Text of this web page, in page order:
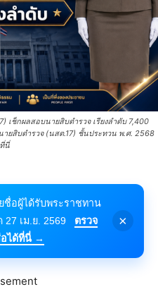
เช็กผลสอบนายสิบตำรวจ เรียงลำดับ 7,400
ยสิบตำรวจ (นสต.17) ชั้นประทวน พ.ศ. 2568
นี่
ชื่อผู้ได้รับพระราชทาน
27 เม.ย. 2569
ตรวจ
ได้ที่นี่ →
×